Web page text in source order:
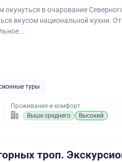
окунуться в очарование
вкусом национальной кухни.
туры
Проживание и комфорт
Выше среднего
Высокий
троп.